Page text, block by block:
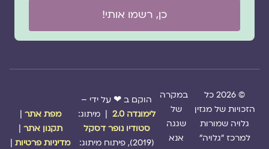
כן, רשמו אותי!
© 2026 כל
הזכויות של מגזין
גלויה שמורות
למרכז "גלויה"
במקרה
של
שגגה
אנא
הוקם ב ❤ על ידי –
לימונדה 2.0
| מיתוג:
סטודיו נופר דסקל
מפת אתר|
תקנון אתר|
מדיניות פרטיות|